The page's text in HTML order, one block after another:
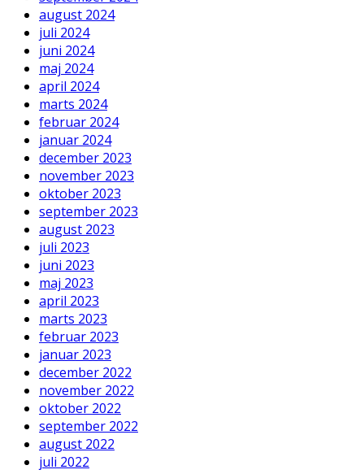
august 2024
juli 2024
juni 2024
maj 2024
april 2024
marts 2024
februar 2024
januar 2024
december 2023
november 2023
oktober 2023
september 2023
august 2023
juli 2023
juni 2023
maj 2023
april 2023
marts 2023
februar 2023
januar 2023
december 2022
november 2022
oktober 2022
september 2022
august 2022
juli 2022